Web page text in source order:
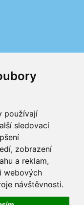
používají
sledovací
zobrazení
a reklam,
webových
návštěvnosti.